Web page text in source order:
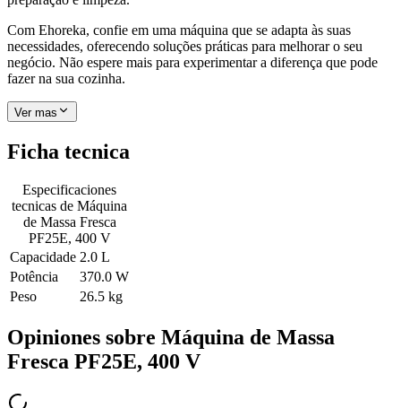
Com Ehoreka, confie em uma máquina que se adapta às suas
necessidades, oferecendo soluções práticas para melhorar o seu
negócio. Não espere mais para experimentar a diferença que pode
fazer na sua cozinha.
Ver mas
Ficha tecnica
Especificaciones
tecnicas de Máquina
de Massa Fresca
PF25E, 400 V
Capacidade 2.0 L
Potência
370.0 W
Peso
26.5 kg
Opiniones sobre Máquina de Massa
Fresca PF25E, 400 V